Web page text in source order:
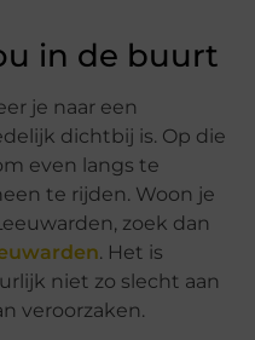
in de buurt
je naar een
dichtbij is. Op die
even langs te
te rijden. Woon je
zoek dan
. Het is
niet zo slecht aan
veroorzaken.